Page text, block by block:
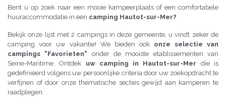
Bent u op zoek naar een mooie kampeerplaats of een comfortabele
huuraccommodatie in een camping Hautot-sur-Mer?
Bekijk onze lijst met 2 campings in deze gemeente, u vindt zeker de
camping voor uw vakantie! We bieden ook onze selectie van
campings "Favorieten" onder de mooiste etablissementen van
Seine-Maritime. Ontdek uw camping in Hautot-sur-Mer die is
gedefinieerd volgens uw persoonlijke criteria door uw zoekopdracht te
verfijnen of door onze thematische secties gewijd aan kamperen te
raadplegen.